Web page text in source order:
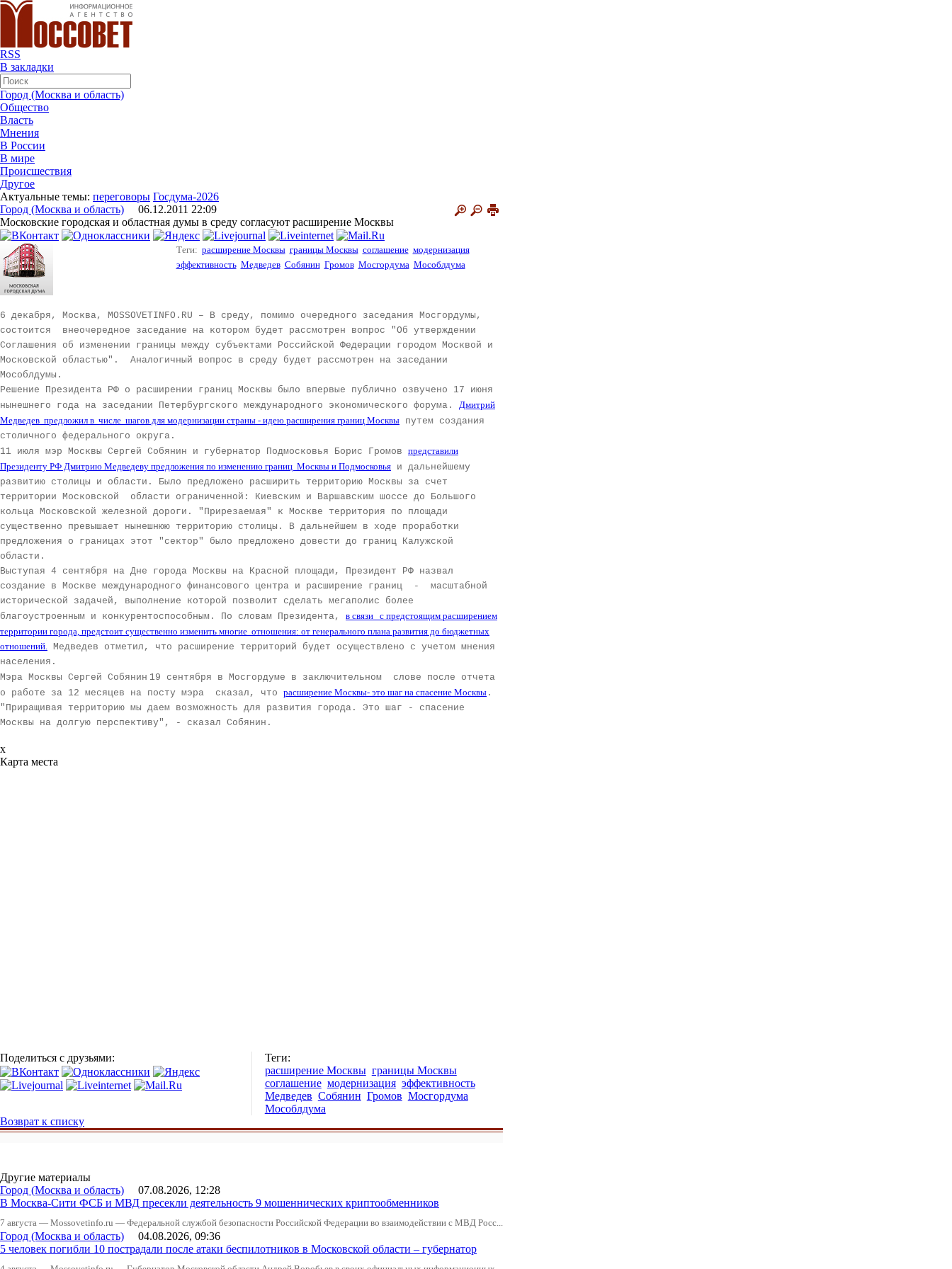
RSS
В закладки
Город (Москва и область)
Общество
Власть
Мнения
В России
В мире
Происшествия
Другое
Актуальные темы: переговоры Госдума-2026
Город (Москва и область) 06.12.2011 22:09
Московские городская и областная думы в среду согласуют расширение Москвы
Теги: расширение Москвы границы Москвы соглашение модернизация
эффективность Медведев Собянин Громов Мосгордума Мособлдума
6 декабря, Москва, MOSSOVETINFO.RU – В среду, помимо очередного заседания Мосгордумы,
состоится
внеочередное заседание на котором будет рассмотрен вопрос
"Об утверждении
Соглашения об изменении границы между субъектами Российской Федерации городом Москвой и
Московской областью" .
Аналогичный вопрос в среду будет рассмотрен на заседании
Мособлдумы.
Решение Президента РФ о расширении границ Москвы было впервые публично озвучено 17 июня
нынешнего года на заседании Петербургского международного экономического форума. Дмитрий
Медведев предложил в числе шагов для модернизации страны - идею расширения границ Москвы путем создания
столичного федерального округа.
11 июля мэр Москвы Сергей Собянин и губернатор Подмосковья Борис Громов представили
Президенту РФ Дмитрию Медведеву предложения по изменению границ Москвы и Подмосковья и дальнейшему
развитию столицы и области. Было предложено расширить территорию Москвы за счет
территории Московской области ограниченной: Киевским и Варшавским шоссе до Большого
кольца Московской железной дороги. "Прирезаемая" к Москве территория по площади
существенно превышает нынешнюю территорию столицы. В дальнейшем в ходе проработки
предложения о границах этот "сектор"
было предложено довести до границ Калужской
области.
Выступая 4 сентября на Дне города Москвы на Красной площади, Президент РФ назвал
создание в Москве международного финансового центра и расширение границ - масштабной
исторической задачей, выполнение которой позволит сделать мегаполис более
благоустроенным и конкурентоспособным. По словам Президента, в связи с предстоящим расширением
территории города, предстоит существенно изменить многие отношения: от генерального плана развития до бюджетных
отношений. Медведев отметил, что расширение территорий будет осуществлено с учетом мнения
населения.
Мэра Москвы Сергей Собянин 19 сентября в Мосгордуме в заключительном слове после отчета
о работе за 12 месяцев на посту мэра сказал, что расширение Москвы- это шаг на спасение Москвы .
"Приращивая территорию мы даем возможность для развития города. Это шаг - спасение
Москвы на долгую перспективу", - сказал Собянин.
x
Карта места
Поделиться с друзьями:
Теги:
расширение Москвы границы Москвы
соглашение модернизация эффективность
Медведев Собянин Громов Мосгордума
Мособлдума
Возврат к списку
Другие материалы
Город (Москва и область) 07.08.2026, 12:28
В Москва-Сити ФСБ и МВД пресекли деятельность 9 мошеннических криптообменников
7 августа — Mossovetinfo.ru — Федеральной службой безопасности Российской Федерации во взаимодействии с МВД Росс...
Город (Москва и область) 04.08.2026, 09:36
5 человек погибли 10 пострадали после атаки беспилотников в Московской области – губернатор